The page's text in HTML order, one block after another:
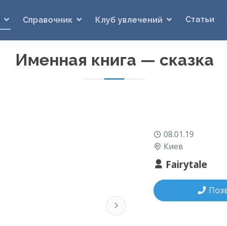
Справочник Клуб увлечений Статьи
Именная книга — сказка
Next
08.01.19
Киев
Fairytale